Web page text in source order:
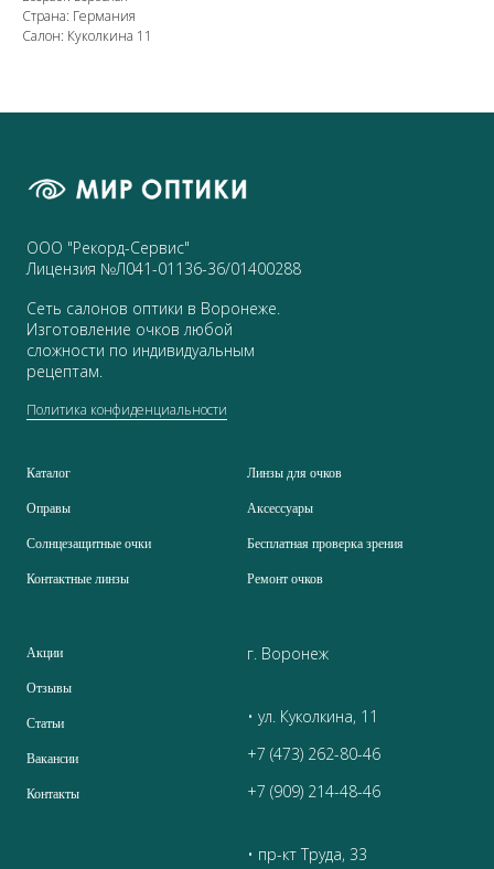
Страна: Германия
Салон: Куколкина 11
ООО "Рекорд-Сервис"
Лицензия №Л041-01136-36/01400288
Сеть салонов оптики в Воронеже.
Изготовление очков любой
сложности по индивидуальным
рецептам.
Политика конфиденциальности
Каталог
Оправы
Солнцезащитные очки
Контактные линзы
Линзы для очков
Аксессуары
Бесплатная проверка зрения
Ремонт очков
Акции
Отзывы
Статьи
Вакансии
Контакты
г. Воронеж
• ул. Куколкина, 11
+7 (473) 262-80-46
+7 (909) 214-48-46
• пр-кт Труда, 33